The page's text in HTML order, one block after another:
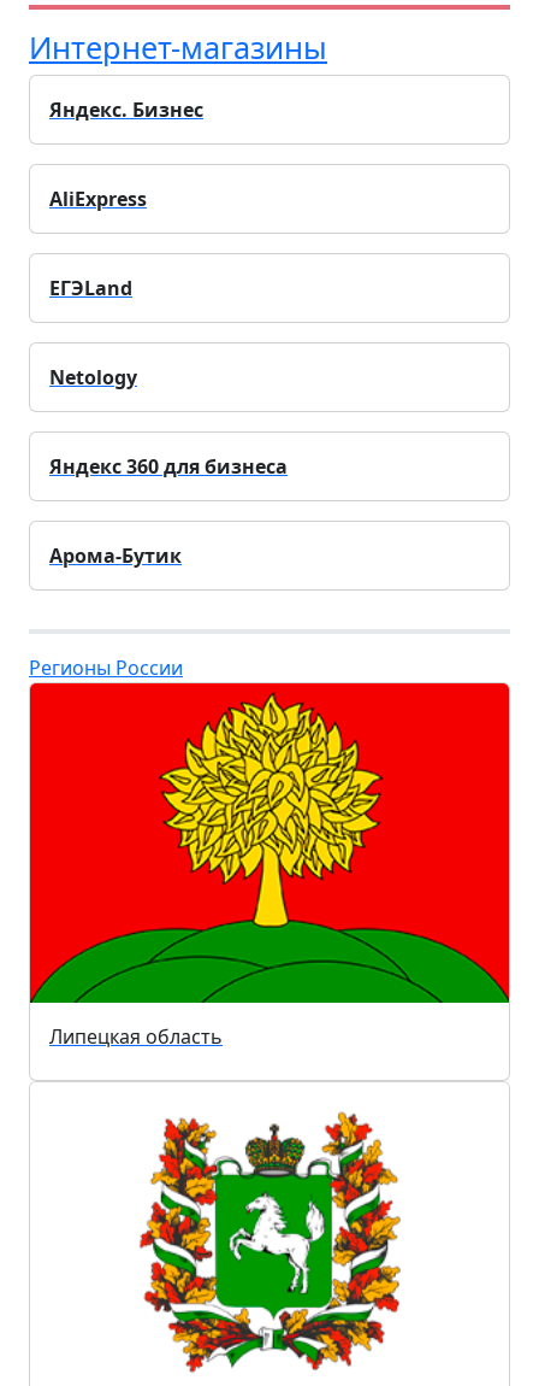
Интернет-магазины
Яндекс. Бизнес
AliExpress
ЕГЭLand
Netology
Яндекс 360 для бизнеса
Арома-Бутик
Регионы России
Липецкая область